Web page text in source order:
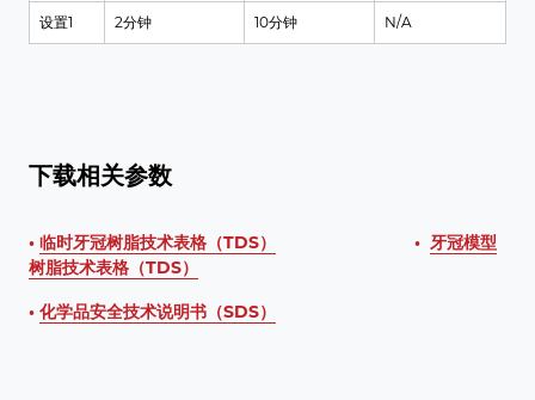
设置1 2分钟 10分钟 N/A
下载相关参数
• 临时牙冠树脂技术表格（TDS） • 牙冠模型
树脂技术表格（TDS）
• 化学品安全技术说明书（SDS）